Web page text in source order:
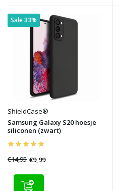
Sale 33%
ShieldCase®
Samsung Galaxy S20 hoesje
siliconen (zwart)
€14,95 €9,99